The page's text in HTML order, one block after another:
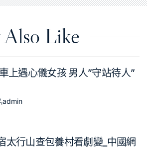
Also Like
上遇心儀女孩 男人”守站待人”
admin
太行山查包養村看劇變_中國網